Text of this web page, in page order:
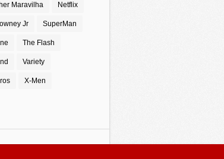
Maravilha Netflix
Jr SuperMan
The Flash
Variety
X-Men